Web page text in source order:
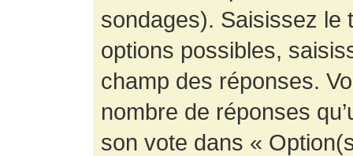
sondages). Saisissez le
options possibles,
champ des réponses.
nombre de réponses
son vote dans «